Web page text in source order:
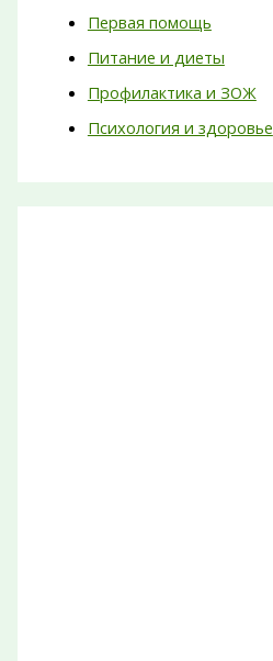
Первая помощь
Питание и диеты
Профилактика и ЗОЖ
Психология и здоровье